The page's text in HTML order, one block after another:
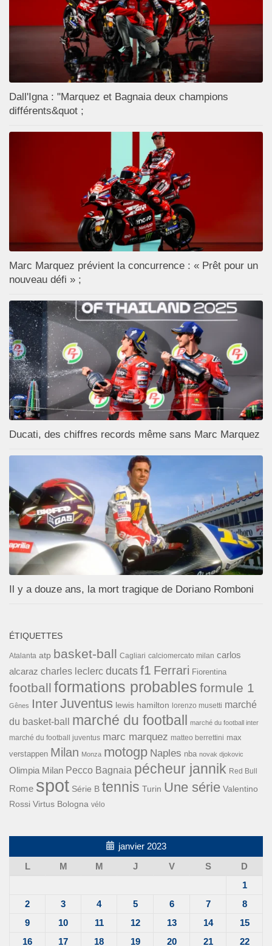
Dall'Igna : "Marquez et Bagnaia deux champions
différents&quot ;
Marc Marquez prévient la concurrence : « Prêt pour un
nouveau défi » ;
Ducati, des chiffres records même sans Marc Marquez
Il y a douze ans, la mort tragique de Doriano Romboni
ÉTIQUETTES
Atalanta atp basket-ball Cagliari calciomercato milan carlos
alcaraz charles leclerc ducats f1 Ferrari Fiorentina
football formations probables formule 1
Gênes InterJuventus lewis hamilton lorenzo musetti marché
du basket-ball
marché du football marché du football inter
marché du football juventus marc marquez matteo berrettini max
verstappen Milan Monza motogp Naples nba novak djokovic
Olimpia Milan Pecco Bagnaia pécheur jannik Red Bull
Rome spot Série B tennis Turin Une série Valentino
Rossi Virtus Bologna vélo
janvier 2023
L
M M J V S
D
1
2
3 4 5 6 7
8
9
10 11 12 13 14
15
16
17 18 19 20 21 22